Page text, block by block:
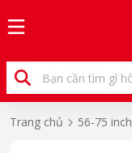
Trang chủ 56-75 inch